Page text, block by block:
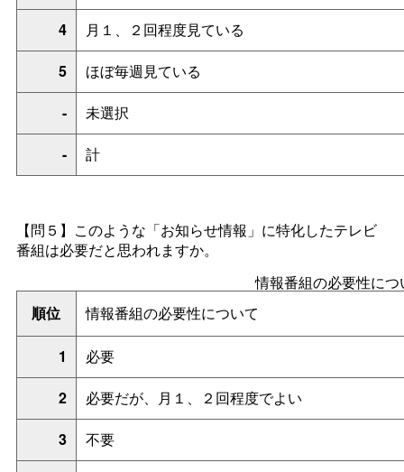
4
月１、２回程度見ている
5
ほぼ毎週見ている
-
未選択
-
計
【問５】このような「お知らせ情報」に特化したテレビ
番組は必要だと思われますか。
情報番組の必要性につ
順位
情報番組の必要性について
1
必要
2
必要だが、月１、２回程度でよい
3
不要